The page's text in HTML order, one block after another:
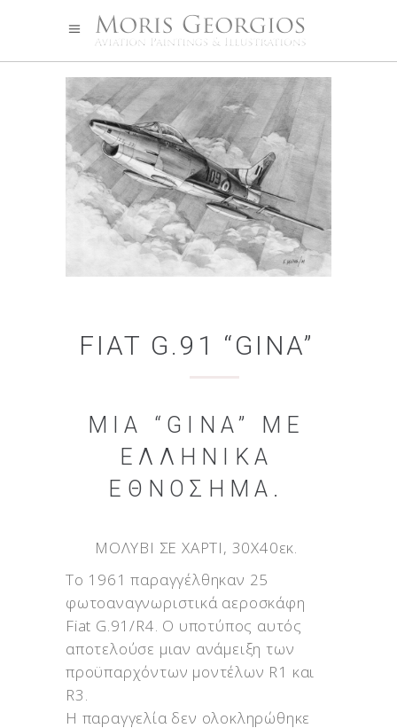
FIAT G.91 “GINA”
ΜΙΑ “GINA” ΜΕ
ΕΛΛΗΝΙΚΆ
ΕΘΝΌΣΗΜΑ.
ΜΟΛΥΒΙ ΣΕ ΧΑΡΤΙ, 30X40εκ.
Το 1961 παραγγέλθηκαν 25
φωτοαναγνωριστικά αεροσκάφη
Fiat G.91/R4. Ο υποτύπος αυτός
αποτελούσε μιαν ανάμειξη των
προϋπαρχόντων μοντέλων R1 και
R3.
Η παραγγελία δεν ολοκληρώθηκε